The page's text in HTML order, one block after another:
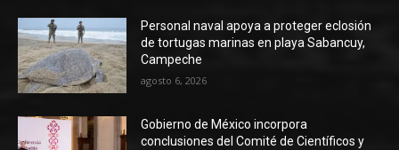
Personal naval apoya a proteger eclosión
de tortugas marinas en playa Sabancuy,
Campeche
agosto 6, 2026
Gobierno de México incorpora
conclusiones del Comité de Científicos y